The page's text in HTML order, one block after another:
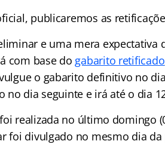
publicaremos as
e uma mera expectativa
com base do gabarito retificado
o gabarito definitivo no
no dia seguinte e irá até o dia
foi realizada no último domingo
foi divulgado no mesmo dia da